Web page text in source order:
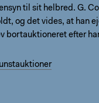
til sit helbred. G.
og det vides, at han
bortauktioneret efter